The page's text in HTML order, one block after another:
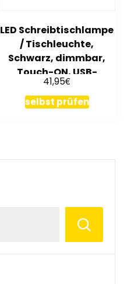
LED Schreibtischlampe
/ Tischleuchte,
Schwarz, dimmbar,
Touch-ON, USB-
Ladefunktion
41,95€
selbst prüfen